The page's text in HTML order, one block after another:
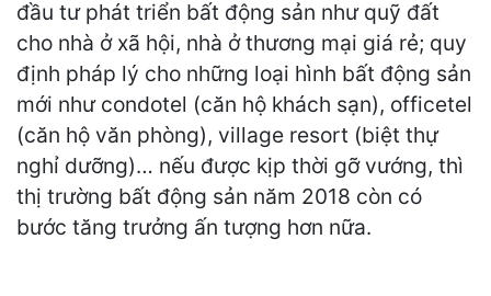
đầu tư phát triển bất động sản như quỹ đất
cho nhà ở xã hội, nhà ở thương mại giá rẻ; quy
định pháp lý cho những loại hình bất động sản
mới như condotel (căn hộ khách sạn), officetel
(căn hộ văn phòng), village resort (biệt thự
nghỉ dưỡng)… nếu được kịp thời gỡ vướng, thì
thị trường bất động sản năm 2018 còn có
bước tăng trưởng ấn tượng hơn nữa.